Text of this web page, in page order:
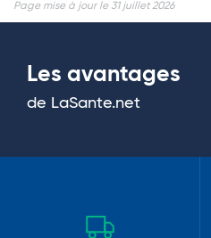
Page mise à jour le 31 juillet 2026
Les avantages
de LaSante.net